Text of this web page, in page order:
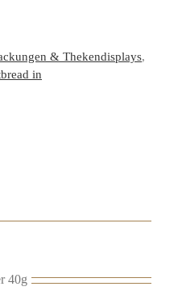
& Thekendisplays,
in
40g